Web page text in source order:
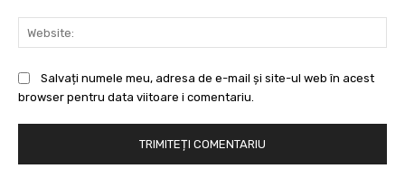
Salvați numele meu, adresa de e-mail și site-ul web în acest
browser pentru data viitoare i comentariu.